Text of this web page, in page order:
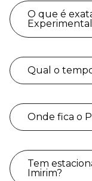
O que é
Qual o
Onde fica o
Tem
Imirim?